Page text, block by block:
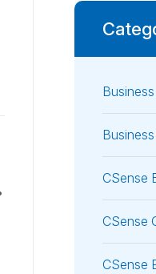
Business
CSense
CSense
CSense